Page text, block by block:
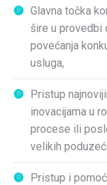
Glavna točka
šire u provedbi
povećanja
usluga,
Pristup
inovacijama u
procese ili
velikih
Pristup i